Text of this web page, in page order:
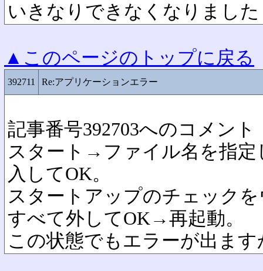
いきなりできなくなりました
▲このページのトップに戻る
392711 Re:アプリケーションエラー
記事番号392703へのコメント
スタート→ファイル名を指定
入してOK。
スタートアップのチェック
すべて外してOK→再起動。
この状態でもエラーが出ます